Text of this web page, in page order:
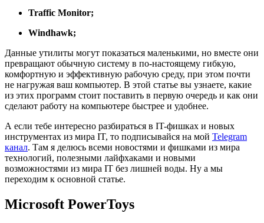
Traffic Monitor;
Windhawk;
Данные утилиты могут показаться маленькими, но вместе они
превращают обычную систему в по-настоящему гибкую,
комфортную и эффективную рабочую среду, при этом почти
не нагружая ваш компьютер. В этой статье вы узнаете, какие
из этих программ стоит поставить в первую очередь и как они
сделают работу на компьютере быстрее и удобнее.
А если тебе интересно разбираться в IT-фишках и новых
инструментах из мира IT, то подписывайся на мой Telegram
канал. Там я делюсь всеми новостями и фишками из мира
технологий, полезными лайфхаками и новыми
возможностями из мира IT без лишней воды. Ну а мы
переходим к основной статье.
Microsoft PowerToys